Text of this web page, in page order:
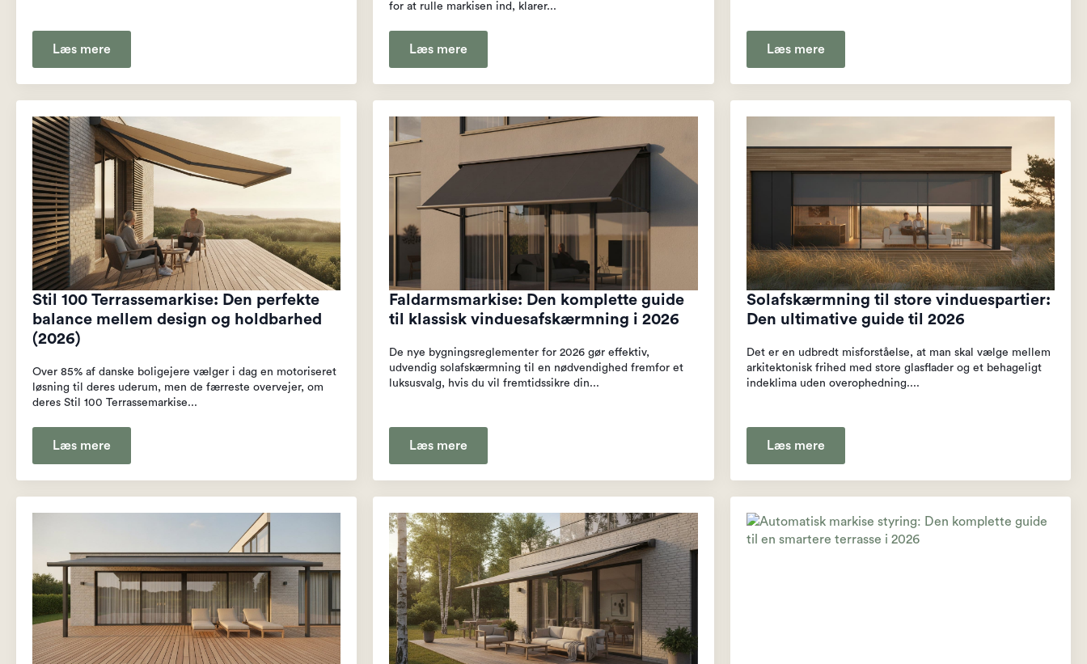
Læs mere
for at rulle markisen ind, klarer...
Læs mere Læs mere
Stil 100 Terrassemarkise: Den perfekte
balance mellem design og holdbarhed
(2026)
Over 85% af danske boligejere vælger i dag en motoriseret
løsning til deres uderum, men de færreste overvejer, om
deres Stil 100 Terrassemarkise...
Læs mere
Faldarmsmarkise: Den komplette guide
til klassisk vinduesafskærmning i 2026
De nye bygningsreglementer for 2026 gør effektiv,
udvendig solafskærmning til en nødvendighed fremfor et
luksusvalg, hvis du vil fremtidssikre din...
Læs mere
Solafskærmning til store vinduespartier:
Den ultimative guide til 2026
Det er en udbredt misforståelse, at man skal vælge mellem
arkitektonisk frihed med store glasflader og et behageligt
indeklima uden overophedning....
Læs mere